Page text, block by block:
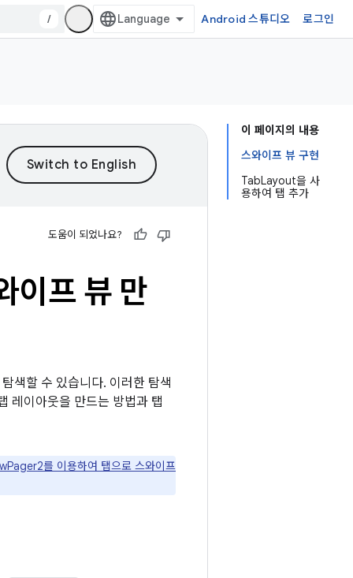
/ Android 스튜디오 로그인
이 페이지의 내용
스와이프 뷰 구현
TabLayout을 사
용하여 탭 추가
도움이 되었나요?
이프 뷰 만
색할 수 있습니다. 이러한 탐색
레이아웃을 만드는 방법과 탭
를 이용하여 탭으로 스와이프